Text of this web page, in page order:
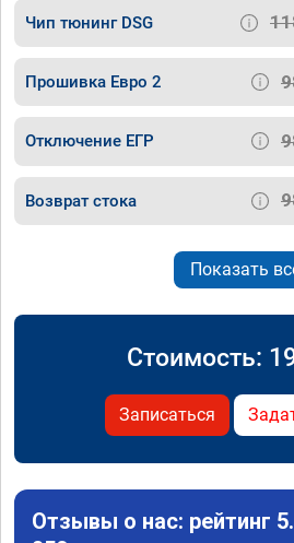
Чип тюнинг DSG
Прошивка Евро 2
Отключение ЕГР
Возврат стока
Показать
Стоимость:
Записаться
Отзывы о нас: рейтинг